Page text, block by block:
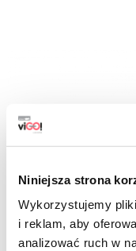
Niniejsza strona
Wykorzystujemy
i reklam, aby
analizować ruch w
7561641